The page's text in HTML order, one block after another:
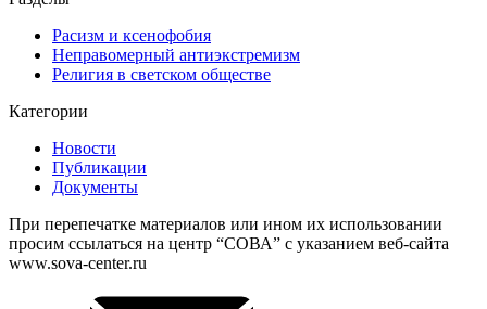
Расизм и ксенофобия
Неправомерный антиэкстремизм
Религия в светском обществе
Категории
Новости
Публикации
Документы
При перепечатке материалов или ином их использовании
просим ссылаться на центр “СОВА” с указанием веб-сайта
www.sova-center.ru